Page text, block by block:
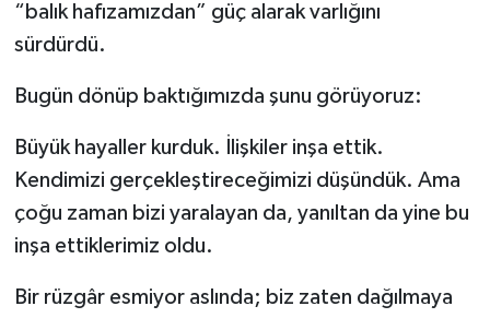
“balık hafızamızdan” güç alarak varlığını
sürdürdü.
Bugün dönüp baktığımızda şunu görüyoruz:
Büyük hayaller kurduk. İlişkiler inşa ettik.
Kendimizi gerçekleştireceğimizi düşündük. Ama
çoğu zaman bizi yaralayan da, yanıltan da yine bu
inşa ettiklerimiz oldu.
Bir rüzgâr esmiyor aslında; biz zaten dağılmaya